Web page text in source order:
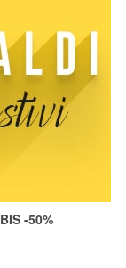
BIS -50%